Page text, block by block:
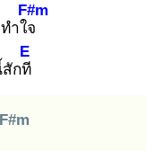
ำใจ
F#m
กที
E
F#m